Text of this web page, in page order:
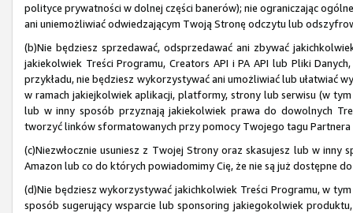
polityce prywatności w dolnej części banerów); nie ograniczając
ani uniemożliwiać odwiedzającym Twoją Stronę odczytu lub
(b)Nie będziesz sprzedawać, odsprzedawać ani zbywać
jakiekolwiek Treści Programu, Creators API i PA API lub Pliki
przykładu, nie będziesz wykorzystywać ani umożliwiać lub ułatwiać
w ramach jakiejkolwiek aplikacji, platformy, strony lub serwisu (w
lub w inny sposób przyznają jakiekolwiek prawa do dowolnych
tworzyć linków sformatowanych przy pomocy Twojego tagu
(c)Niezwłocznie usuniesz z Twojej Strony oraz skasujesz lub w
Amazon lub co do których powiadomimy Cię, że nie są już dostępne
(d)Nie będziesz wykorzystywać jakichkolwiek Treści Programu, w
sposób sugerujący wsparcie lub sponsoring jakiegokolwiek